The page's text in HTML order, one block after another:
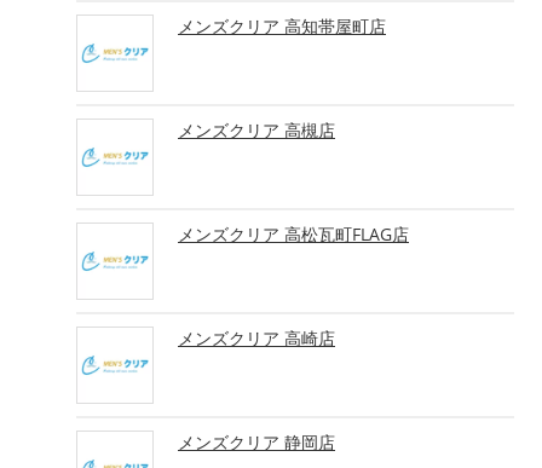
メンズクリア 高知帯屋町店
メンズクリア 高槻店
メンズクリア 高松瓦町FLAG店
メンズクリア 高崎店
メンズクリア 静岡店